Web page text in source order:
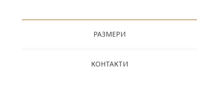
РАЗМЕРИ
КОНТАКТИ